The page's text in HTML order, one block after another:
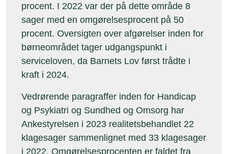
procent. I 2022 var der på dette område 8
sager med en omgørelsesprocent på 50
procent. Oversigten over afgørelser inden for
børneområdet tager udgangspunkt i
serviceloven, da Barnets Lov først trådte i
kraft i 2024.
Vedrørende paragraffer inden for Handicap
og Psykiatri og Sundhed og Omsorg har
Ankestyrelsen i 2023 realitetsbehandlet 22
klagesager sammenlignet med 33 klagesager
i 2022. Omgørelsesprocenten er faldet fra